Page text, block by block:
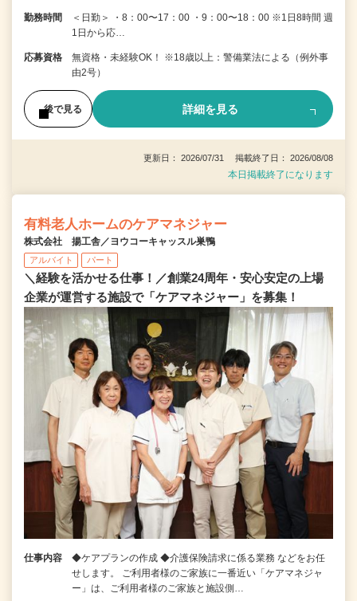
勤務時間
＜日勤＞ ・8：00〜17：00 ・9：00〜18：00 ※1日8時間 週
1日から応…
応募資格
無資格・未経験OK！ ※18歳以上：警備業法による（例外事
由2号）
後で見る 詳細を見る
更新日： 2026/07/31 掲載終了日： 2026/08/08
本日掲載終了になります
有料老人ホームのケアマネジャー
株式会社 揚工舎／ヨウコーキャッスル巣鴨
アルバイト パート
＼経験を活かせる仕事！／創業24周年・安心安定の上場
企業が運営する施設で「ケアマネジャー」を募集！
仕事内容
◆ケアプランの作成 ◆介護保険請求に係る業務 などをお任
せします。 ご利用者様のご家族に一番近い「ケアマネジャ
ー」は、ご利用者様のご家族と施設側…